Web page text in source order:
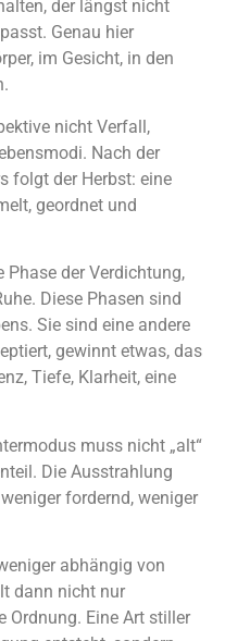
der längst nicht
Genau hier
im Gesicht, in den
nicht Verfall,
Nach der
folgt der Herbst: eine
geordnet und
Phase der Verdichtung,
Diese Phasen sind
Sie sind eine andere
gewinnt etwas, das
Tiefe, Klarheit, eine
muss nicht „alt“
Die Ausstrahlung
fordernd, weniger
abhängig von
dann nicht nur
Ordnung. Eine Art stiller